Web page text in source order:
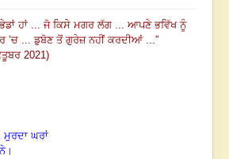
no members online
ਹਾਂ ... ਜੋ ਕਿਸੇ ਮਗਰ ਲੱਗ ... ਆਪਣੇ ਭਵਿੱਖ ਨੂੰ
’ਚ ... ਡੁਬੋਣ ਤੋਂ ਗੁਰੇਜ਼ ਨਹੀਂ ਕਰਦੀਆਂ ...”
2021)
ਮੁਰਦਾ ਘਰਾਂ